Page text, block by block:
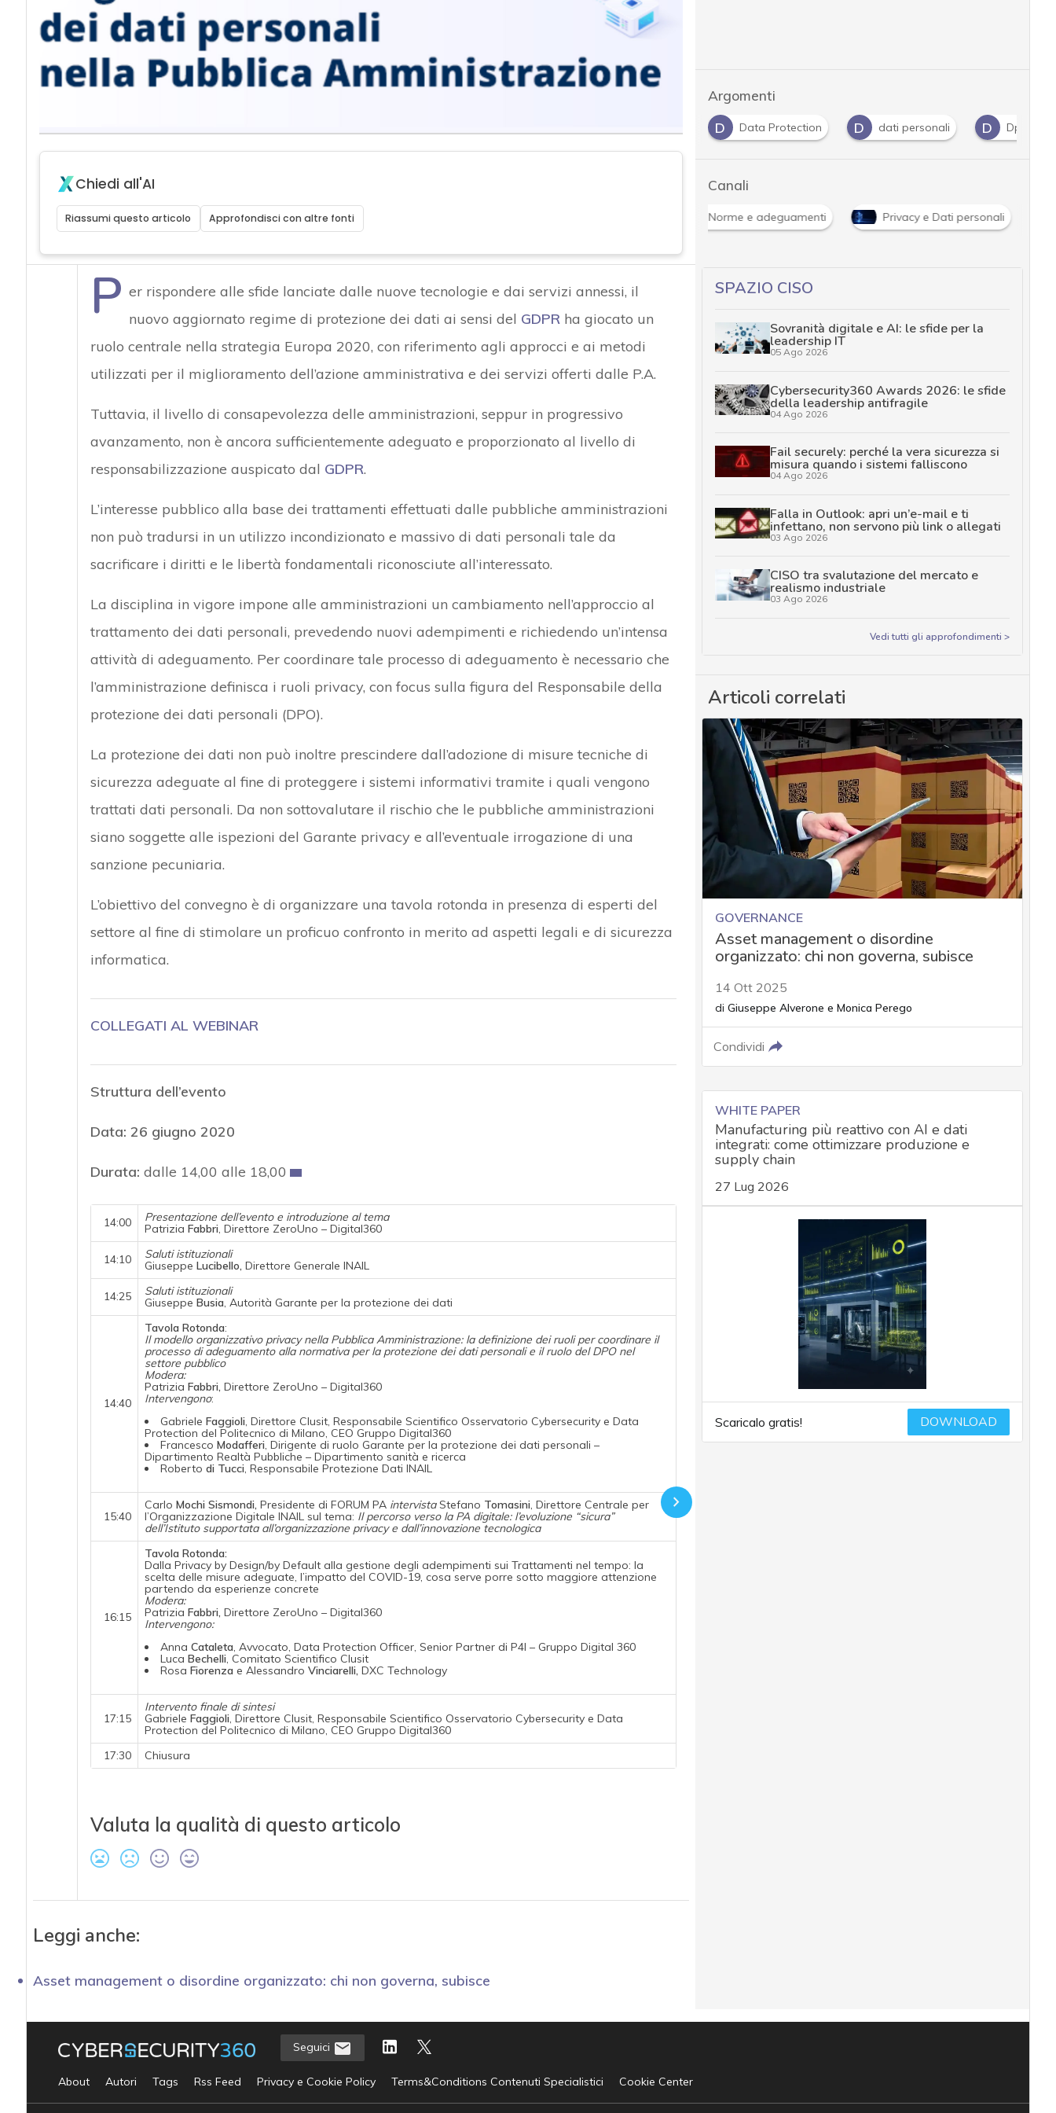
Chiedi all'AI
Riassumi questo articolo Approfondisci con altre fonti
P er rispondere alle sfide lanciate dalle nuove tecnologie e dai servizi annessi, il
nuovo aggiornato regime di protezione dei dati ai sensi del GDPRha giocato un
ruolo centrale nella strategia Europa 2020, con riferimento agli approcci e ai metodi
utilizzati per il miglioramento dell’azione amministrativa e dei servizi offerti dalle P.A.
Tuttavia, il livello di consapevolezza delle amministrazioni, seppur in progressivo
avanzamento, non è ancora sufficientemente adeguato e proporzionato al livello di
responsabilizzazione auspicato dal GDPR.
L’interesse pubblico alla base dei trattamenti effettuati dalle pubbliche amministrazioni
non può tradursi in un utilizzo incondizionato e massivo di dati personali tale da
sacrificare i diritti e le libertà fondamentali riconosciute all’interessato.
La disciplina in vigore impone alle amministrazioni un cambiamento nell’approccio al
trattamento dei dati personali, prevedendo nuovi adempimenti e richiedendo un’intensa
attività di adeguamento. Per coordinare tale processo di adeguamento è necessario che
l’amministrazione definisca i ruoli privacy, con focus sulla figura del Responsabile della
protezione dei dati personali (DPO).
La protezione dei dati non può inoltre prescindere dall’adozione di misure tecniche di
sicurezza adeguate al fine di proteggere i sistemi informativi tramite i quali vengono
trattati dati personali. Da non sottovalutare il rischio che le pubbliche amministrazioni
siano soggette alle ispezioni del Garante privacy e all’eventuale irrogazione di una
sanzione pecuniaria.
L’obiettivo del convegno è di organizzare una tavola rotonda in presenza di esperti del
settore al fine di stimolare un proficuo confronto in merito ad aspetti legali e di sicurezza
informatica.
COLLEGATI AL WEBINAR
Struttura dell’evento
Data: 26 giugno 2020
Durata: dalle 14,00 alle 18,00
14:00
Presentazione dell’evento e introduzione al tema
Patrizia Fabbri, Direttore ZeroUno – Digital360
14:10
Saluti istituzionali
Giuseppe Lucibello, Direttore Generale INAIL
14:25
Saluti istituzionali
Giuseppe Busia, Autorità Garante per la protezione dei dati
14:40
Tavola Rotonda:
Il modello organizzativo privacy nella Pubblica Amministrazione: la definizione dei ruoli per coordinare il
processo di adeguamento alla normativa per la protezione dei dati personali e il ruolo del DPO nel
settore pubblico
Modera:
Patrizia Fabbri, Direttore ZeroUno – Digital360
Intervengono:
Gabriele Faggioli, Direttore Clusit, Responsabile Scientifico Osservatorio Cybersecurity e Data
Protection del Politecnico di Milano, CEO Gruppo Digital360
Francesco Modafferi, Dirigente di ruolo Garante per la protezione dei dati personali –
Dipartimento Realtà Pubbliche – Dipartimento sanità e ricerca
Roberto di Tucci, Responsabile Protezione Dati INAIL
15:40
Carlo Mochi Sismondi, Presidente di FORUM PA intervistaStefano Tomasini, Direttore Centrale per
l’Organizzazione Digitale INAIL sul tema: Il percorso verso la PA digitale: l’evoluzione “sicura”
dell’Istituto supportata all’organizzazione privacy e dall’innovazione tecnologica
16:15
Tavola Rotonda:
Dalla Privacy by Design/by Default alla gestione degli adempimenti sui Trattamenti nel tempo: la
scelta delle misure adeguate, l’impatto del COVID-19, cosa serve porre sotto maggiore attenzione
partendo da esperienze concrete
Modera:
Patrizia Fabbri, Direttore ZeroUno – Digital360
Intervengono:
Anna Cataleta, Avvocato, Data Protection Officer, Senior Partner di P4I – Gruppo Digital 360
Luca Bechelli, Comitato Scientifico Clusit
Rosa Fiorenza e Alessandro Vinciarelli, DXC Technology
17:15
Intervento finale di sintesi
Gabriele Faggioli, Direttore Clusit, Responsabile Scientifico Osservatorio Cybersecurity e Data
Protection del Politecnico di Milano, CEO Gruppo Digital360
17:30
Chiusura
Valuta la qualità di questo articolo
Leggi anche:
Asset management o disordine organizzato: chi non governa, subisce
Argomenti
D Data Protection D dati personali D Dpo
Canali
Norme e adeguamenti Privacy e Dati personali
SPAZIO CISO
Sovranità digitale e AI: le sfide per la
leadership IT
05 Ago 2026
Cybersecurity360 Awards 2026: le sfide
della leadership antifragile
04 Ago 2026
Fail securely: perché la vera sicurezza si
misura quando i sistemi falliscono
04 Ago 2026
Falla in Outlook: apri un’e-mail e ti
infettano, non servono più link o allegati
03 Ago 2026
CISO tra svalutazione del mercato e
realismo industriale
03 Ago 2026
Vedi tutti gli approfondimenti >
Articoli correlati
GOVERNANCE
Asset management o disordine
organizzato: chi non governa, subisce
14 Ott 2025
di Giuseppe Alverone e Monica Perego
Condividi
WHITE PAPER
Manufacturing più reattivo con AI e dati
integrati: come ottimizzare produzione e
supply chain
27 Lug 2026
Scaricalo gratis! DOWNLOAD
Seguici
About Autori Tags Rss Feed Privacy e Cookie Policy Terms&Conditions Contenuti Specialistici Cookie Center